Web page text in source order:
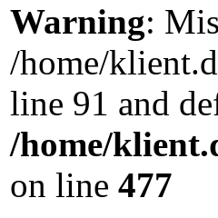
Warning:
/home/
line 91 and
/home/
on line 477